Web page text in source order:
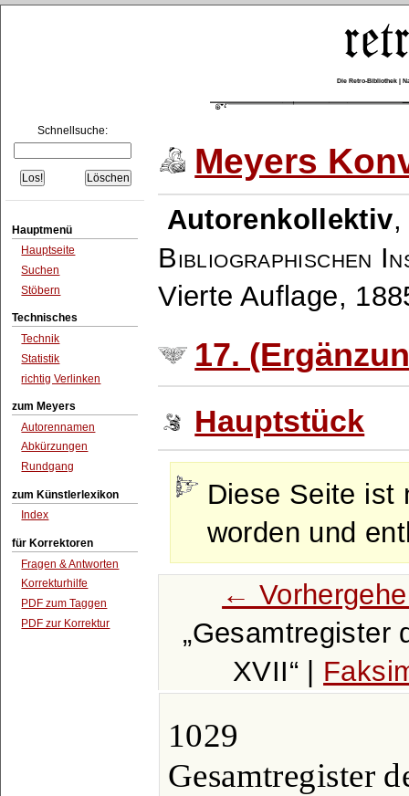
Die Retro-Bibliothek |
Schnellsuche:
Hauptmenü
Hauptseite
Suchen
Stöbern
Technisches
Technik
Statistik
richtig Verlinken
zum Meyers
Autorennamen
Abkürzungen
Rundgang
zum Künstlerlexikon
Index
für Korrektoren
Fragen & Antworten
Korrekturhilfe
PDF zum Taggen
PDF zur Korrektur
Meyers
Autorenkollektiv
Bibliographischen
Vierte Auflage,
17.
Hauptstück
Diese Seite ist
worden und
←
Gesamtregister
XVII |
1029
Gesamtregister